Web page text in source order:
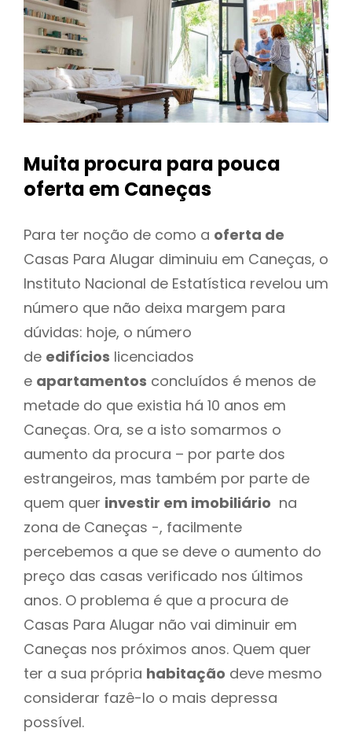
Muita procura para pouca
oferta em Caneças
Para ter noção de como a oferta de
Casas Para Alugar diminuiu em Caneças, o
Instituto Nacional de Estatística revelou um
número que não deixa margem para
dúvidas: hoje, o número
de edifícios licenciados
e apartamentos concluídos é menos de
metade do que existia há 10 anos em
Caneças. Ora, se a isto somarmos o
aumento da procura – por parte dos
estrangeiros, mas também por parte de
quem quer investir em imobiliário na
zona de Caneças -, facilmente
percebemos a que se deve o aumento do
preço das casas verificado nos últimos
anos. O problema é que a procura de
Casas Para Alugar não vai diminuir em
Caneças nos próximos anos. Quem quer
ter a sua própria habitação deve mesmo
considerar fazê-lo o mais depressa
possível.